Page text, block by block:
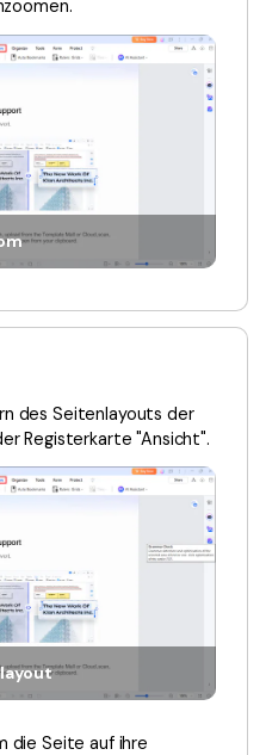
des Seitenlayouts der
Registerkarte "Ansicht".
die Seite auf ihre